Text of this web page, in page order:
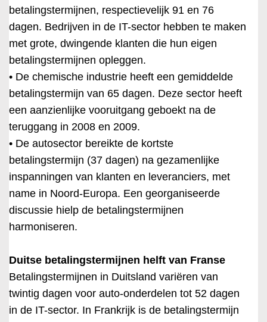
betalingstermijnen, respectievelijk 91 en 76
dagen. Bedrijven in de IT-sector hebben te maken
met grote, dwingende klanten die hun eigen
betalingstermijnen opleggen.
• De chemische industrie heeft een gemiddelde
betalingstermijn van 65 dagen. Deze sector heeft
een aanzienlijke vooruitgang geboekt na de
teruggang in 2008 en 2009.
• De autosector bereikte de kortste
betalingstermijn (37 dagen) na gezamenlijke
inspanningen van klanten en leveranciers, met
name in Noord-Europa. Een georganiseerde
discussie hielp de betalingstermijnen
harmoniseren.
Duitse betalingstermijnen helft van Franse
Betalingstermijnen in Duitsland variëren van
twintig dagen voor auto-onderdelen tot 52 dagen
in de IT-sector. In Frankrijk is de betalingstermijn